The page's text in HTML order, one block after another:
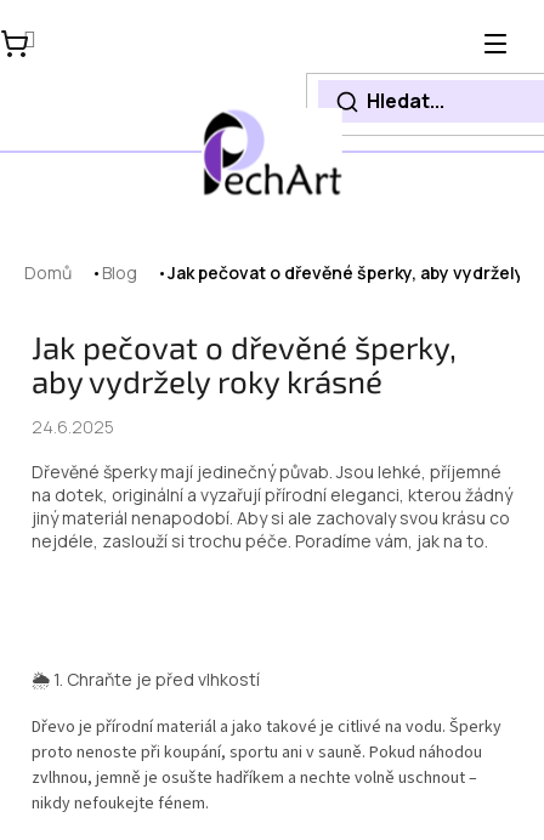
na
obsah
Domů Blog Jak pečovat o dřevěné šperky, aby vydržely
Jak pečovat o dřevěné šperky,
aby vydržely roky krásné
24.6.2025
Dřevěné šperky mají jedinečný půvab. Jsou lehké, příjemné
na dotek, originální a vyzařují přírodní eleganci, kterou žádný
jiný materiál nenapodobí. Aby si ale zachovaly svou krásu co
nejdéle, zaslouží si trochu péče. Poradíme vám, jak na to.
🌦️ 1. Chraňte je před vlhkostí
Dřevo je přírodní materiál a jako takové je citlivé na vodu. Šperky
proto nenoste při koupání, sportu ani v sauně. Pokud náhodou
zvlhnou, jemně je osušte hadříkem a nechte volně uschnout –
nikdy nefoukejte fénem.